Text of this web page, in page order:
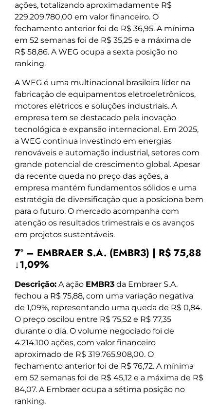
ações, totalizando aproximadamente R$
229.209.780,00 em valor financeiro. O
fechamento anterior foi de R$ 36,95. A mínima
em 52 semanas foi de R$ 35,25 e a máxima de
R$ 58,86. A WEG ocupa a sexta posição no
ranking.
A WEG é uma multinacional brasileira líder na
fabricação de equipamentos eletroeletrônicos,
motores elétricos e soluções industriais. A
empresa tem se destacado pela inovação
tecnológica e expansão internacional. Em 2025,
a WEG continua investindo em energias
renováveis e automação industrial, setores com
grande potencial de crescimento global. Apesar
da recente queda no preço das ações, a
empresa mantém fundamentos sólidos e uma
estratégia de diversificação que a posiciona bem
para o futuro. O mercado acompanha com
atenção os resultados trimestrais e os avanços
em projetos sustentáveis.
7º – EMBRAER S.A. (EMBR3) | R$ 75,88
↓1,09%
Descrição: A ação EMBR3 da Embraer S.A.
fechou a R$ 75,88, com uma variação negativa
de 1,09%, representando uma queda de R$ 0,84.
O preço oscilou entre R$ 75,52 e R$ 77,35
durante o dia. O volume negociado foi de
4.214.100 ações, com valor financeiro
aproximado de R$ 319.765.908,00. O
fechamento anterior foi de R$ 76,72. A mínima
em 52 semanas foi de R$ 45,12 e a máxima de R$
84,07. A Embraer ocupa a sétima posição no
ranking.